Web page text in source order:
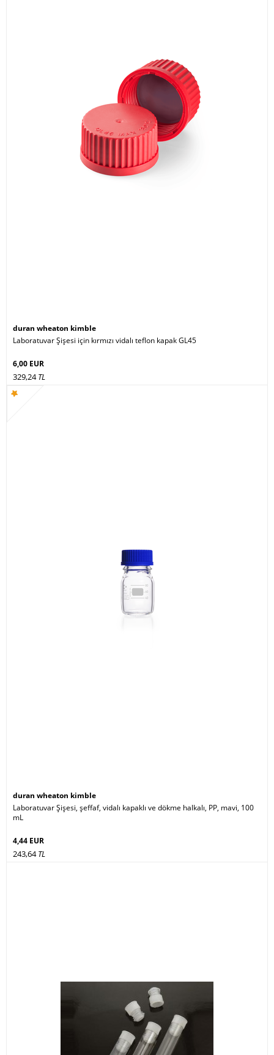
duran wheaton kimble
Laboratuvar Şişesi için kırmızı vidalı teflon kapak GL45
6,00 EUR
329,24TL
duran wheaton kimble
Laboratuvar Şişesi, şeffaf, vidalı kapaklı ve dökme halkalı, PP, mavi, 100
mL
4,44 EUR
243,64TL